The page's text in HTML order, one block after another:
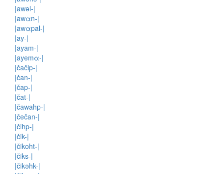
|awəl-|
|awαn-|
|awαpal-|
|ay-|
|ayam-|
|ayemα-|
|čačip-|
|čan-|
|čap-|
|čat-|
|čawahp-|
|čečan-|
|čihp-|
|čik-|
|čikoht-|
|čiks-|
|čikəhk-|